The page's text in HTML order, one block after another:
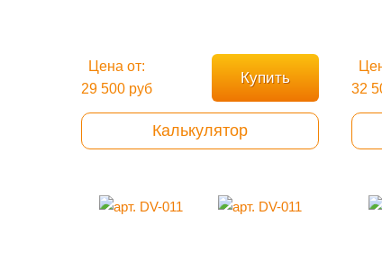
Цена от:
29 500 руб
Купить
Калькулятор
32